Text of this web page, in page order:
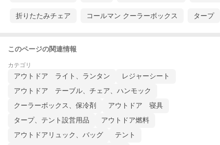
折りたたみチェア コールマン クーラーボックス タープ
このページの関連情報
カテゴリ
アウトドア ライト、ランタン
レジャーシート
アウトドア テーブル、チェア、ハンモック
クーラーボックス、保冷剤
アウトドア 寝具
タープ、テント設営用品
アウトドア燃料
アウトドアリュック、バッグ
テント